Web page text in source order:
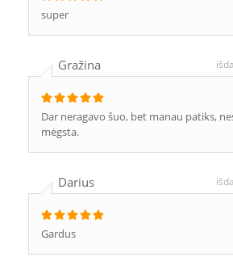
super
Gražina
Dar neragavo šuo, bet manau patiks,
mėgsta.
Darius
Gardus